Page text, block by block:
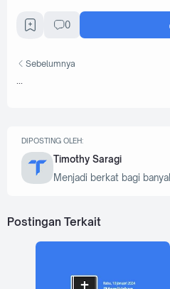
0
Sebelumnya
...
DIPOSTING OLEH:
Timothy Saragi
Menjadi berkat bagi
Postingan Terkait